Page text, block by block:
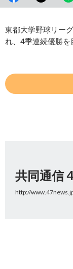
東都大学野球リー
れ、4季連続優勝
共同通信
http://